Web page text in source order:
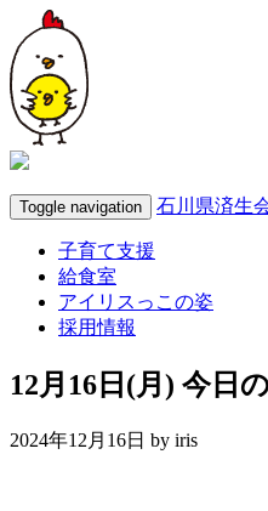
Toggle navigation 石川県済生
子育て支援
給食室
アイリスっこの姿
採用情報
12月16日(月) 今日
2024年12月16日 by iris